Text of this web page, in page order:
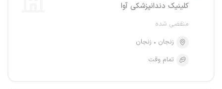
کلینیک دندانپزشکی آوا
منقضی شده
زنجان
زنجان
تمام وقت